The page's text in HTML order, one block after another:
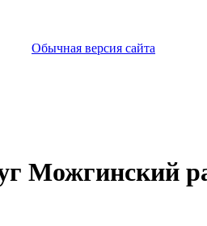
Обычная версия сайта
Можгинский